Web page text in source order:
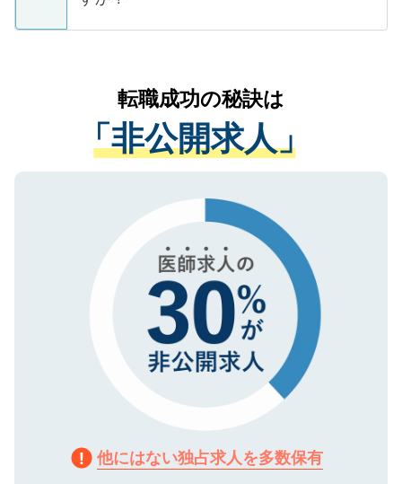
支援を目的に使用いたします。お預かりし
ているすべての個人データはご本人の許可
は、個人情報の取り扱いについての厳密な
管理基準を満たした事業者のみに付与され
る、プライバシーマークを取得済みです。
で、機密保持に関してもご安心ください。
かがいして、現在の医療機関の状況や紹介
経験をまじえながら、適切なアドバイスを
させていただきます。すぐにご転職をされ
ない方には、長期的なサポートが可能です
ので、まずはご登録ください。
転職成功の秘訣は
「非公開求人」
他にはない独占求人を多数保有